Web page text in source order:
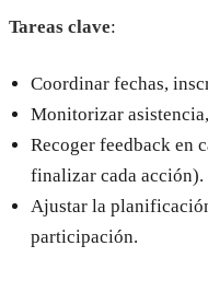
Tareas clave:
Coordinar fechas,
Monitorizar
Recoger feedback en
finalizar cada acción).
Ajustar la
participación.